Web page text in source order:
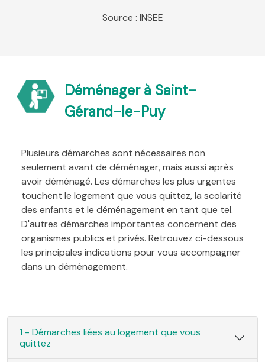
Source : INSEE
Déménager à Saint-
Gérand-le-Puy
Plusieurs démarches sont nécessaires non
seulement avant de déménager, mais aussi après
avoir déménagé. Les démarches les plus urgentes
touchent le logement que vous quittez, la scolarité
des enfants et le déménagement en tant que tel.
D'autres démarches importantes concernent des
organismes publics et privés. Retrouvez ci-dessous
les principales indications pour vous accompagner
dans un déménagement.
1 - Démarches liées au logement que vous
quittez